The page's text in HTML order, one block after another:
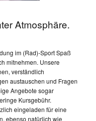
Atmosphäre.
im (Rad)-Sport Spaß
mitnehmen. Unsere
verständlich
austauschen und Fragen
Angebote sogar
Kursgebühr.
eingeladen für eine
ebenso natürlich wie